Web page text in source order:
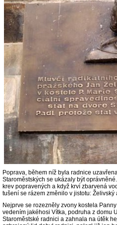
Poprava, během níž byla radnice
Staroměstských se ukázaly být
krev popravených a když krví zbarvená
tušení se rázem změnilo v jistotu:
Nejprve se rozezněly zvony kostela
vedením jakéhosi Vítka, podruha z domu
Staroměstské radnici a zahnala na útěk